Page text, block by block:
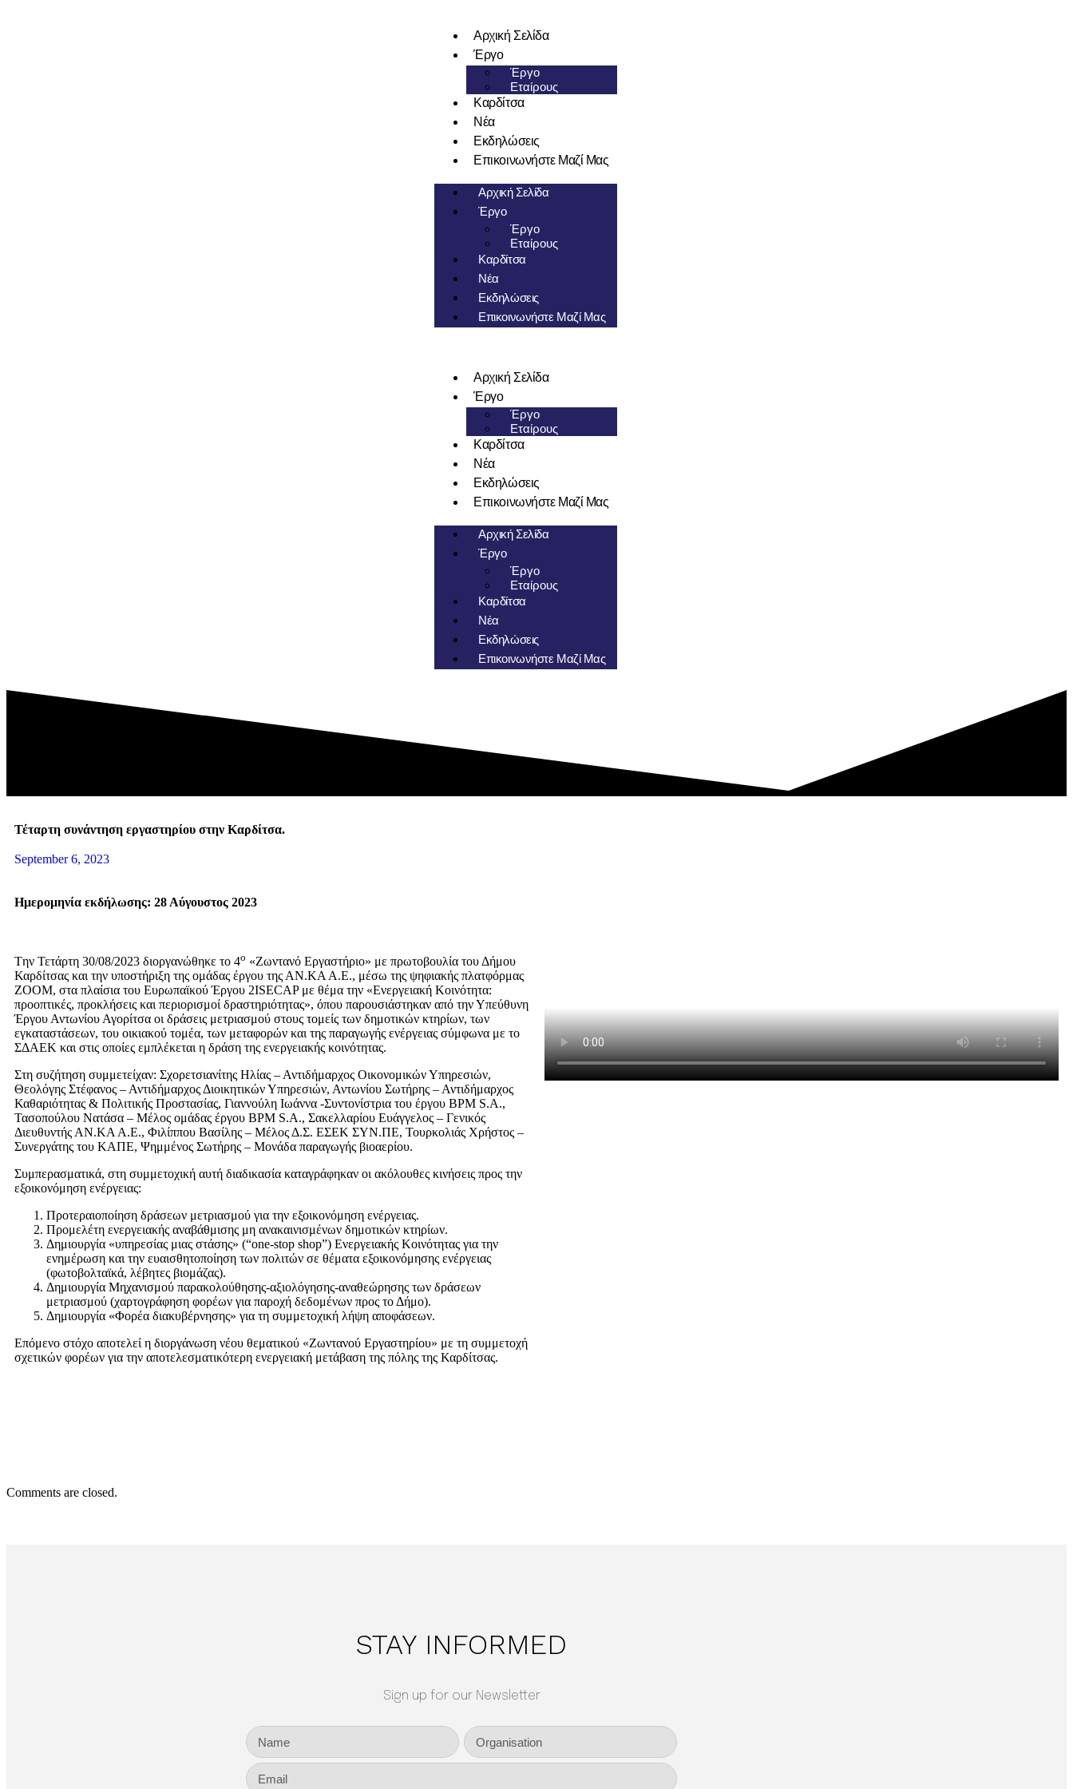
Αρχική Σελίδα
Έργο
Έργο
Εταίρους
Καρδίτσα
Νέα
Εκδηλώσεις
Επικοινωνήστε Μαζί Μας
Αρχική Σελίδα
Έργο
Έργο
Εταίρους
Καρδίτσα
Νέα
Εκδηλώσεις
Επικοινωνήστε Μαζί Μας
Αρχική Σελίδα
Έργο
Έργο
Εταίρους
Καρδίτσα
Νέα
Εκδηλώσεις
Επικοινωνήστε Μαζί Μας
Αρχική Σελίδα
Έργο
Έργο
Εταίρους
Καρδίτσα
Νέα
Εκδηλώσεις
Επικοινωνήστε Μαζί Μας
Τέταρτη συνάντηση εργαστηρίου στην Καρδίτσα.
September 6, 2023
Ημερομηνία εκδήλωσης: 28 Αύγουστος 2023
Tην Τετάρτη 30/08/2023 διοργανώθηκε το 4ο «Ζωντανό Εργαστήριο» με πρωτοβουλία του Δήμου
Καρδίτσας και την υποστήριξη της ομάδας έργου της ΑΝ.ΚΑ Α.Ε., μέσω της ψηφιακής πλατφόρμας
ZOOM, στα πλαίσια του Ευρωπαϊκού Έργου 2ISECAP με θέμα την «Ενεργειακή Κοινότητα:
προοπτικές, προκλήσεις και περιορισμοί δραστηριότητας», όπου παρουσιάστηκαν από την Υπεύθυνη
Έργου Αντωνίου Αγορίτσα οι δράσεις μετριασμού στους τομείς των δημοτικών κτηρίων, των
εγκαταστάσεων, του οικιακού τομέα, των μεταφορών και της παραγωγής ενέργειας σύμφωνα με το
ΣΔΑΕΚ και στις οποίες εμπλέκεται η δράση της ενεργειακής κοινότητας.
Στη συζήτηση συμμετείχαν: Σχορετσιανίτης Ηλίας – Αντιδήμαρχος Οικονομικών Υπηρεσιών,
Θεολόγης Στέφανος – Αντιδήμαρχος Διοικητικών Υπηρεσιών, Αντωνίου Σωτήρης – Αντιδήμαρχος
Καθαριότητας & Πολιτικής Προστασίας, Γιαννούλη Ιωάννα -Συντονίστρια του έργου BPM S.A.,
Τασοπούλου Νατάσα – Μέλος ομάδας έργου BPM S.A., Σακελλαρίου Ευάγγελος – Γενικός
Διευθυντής ΑΝ.ΚΑ Α.Ε., Φιλίππου Βασίλης – Μέλος Δ.Σ. ΕΣΕΚ ΣΥΝ.ΠΕ, Τουρκολιάς Χρήστος –
Συνεργάτης του ΚΑΠΕ, Ψημμένος Σωτήρης – Μονάδα παραγωγής βιοαερίου.
Συμπερασματικά, στη συμμετοχική αυτή διαδικασία καταγράφηκαν οι ακόλουθες κινήσεις προς την
εξοικονόμηση ενέργειας:
Προτεραιοποίηση δράσεων μετριασμού για την εξοικονόμηση ενέργειας.
Προμελέτη ενεργειακής αναβάθμισης μη ανακαινισμένων δημοτικών κτηρίων.
Δημιουργία «υπηρεσίας μιας στάσης» (“one-stop shop”) Ενεργειακής Κοινότητας για την
ενημέρωση και την ευαισθητοποίηση των πολιτών σε θέματα εξοικονόμησης ενέργειας
(φωτοβολταϊκά, λέβητες βιομάζας).
Δημιουργία Μηχανισμού παρακολούθησης-αξιολόγησης-αναθεώρησης των δράσεων
μετριασμού (χαρτογράφηση φορέων για παροχή δεδομένων προς το Δήμο).
Δημιουργία «Φορέα διακυβέρνησης» για τη συμμετοχική λήψη αποφάσεων.
Επόμενο στόχο αποτελεί η διοργάνωση νέου θεματικού «Ζωντανού Εργαστηρίου» με τη συμμετοχή
σχετικών φορέων για την αποτελεσματικότερη ενεργειακή μετάβαση της πόλης της Καρδίτσας.
Comments are closed.
STAY INFORMED
Sign up for our Newsletter